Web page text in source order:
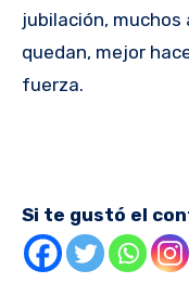
jubilación, muchos
quedan, mejor
fuerza.
Si te gustó el